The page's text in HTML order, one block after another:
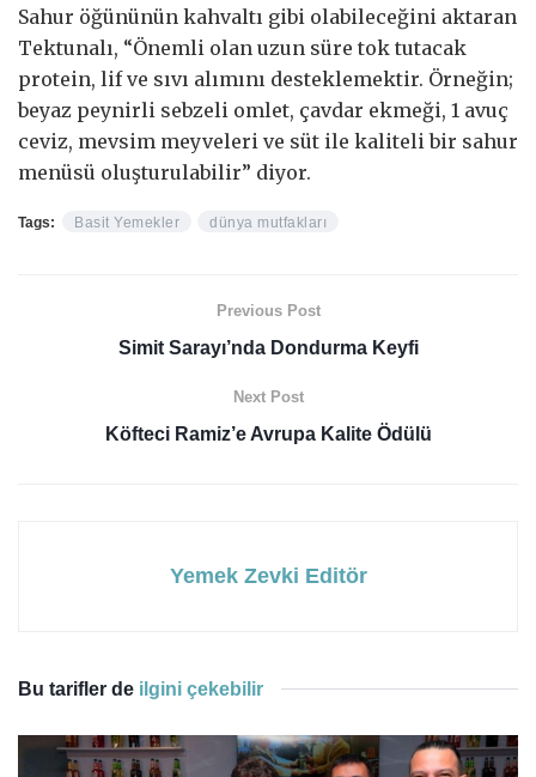
Sahur öğününün kahvaltı gibi olabileceğini aktaran
Tektunalı, “Önemli olan uzun süre tok tutacak
protein, lif ve sıvı alımını desteklemektir. Örneğin;
beyaz peynirli sebzeli omlet, çavdar ekmeği, 1 avuç
ceviz, mevsim meyveleri ve süt ile kaliteli bir sahur
menüsü oluşturulabilir” diyor.
Tags: Basit Yemekler dünya mutfakları
Previous Post
Simit Sarayı’nda Dondurma Keyfi
Next Post
Köfteci Ramiz’e Avrupa Kalite Ödülü
Yemek Zevki Editör
Bu tarifler de ilgini çekebilir